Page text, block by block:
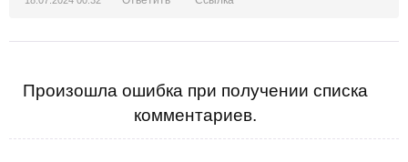
Произошла ошибка при получении списка
комментариев.